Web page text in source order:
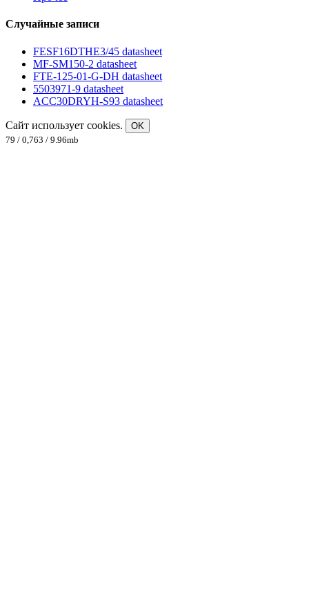
Случайные записи
FESF16DTHE3/45 datasheet
MF-SM150-2 datasheet
FTE-125-01-G-DH datasheet
5503971-9 datasheet
ACC30DRYH-S93 datasheet
Сайт использует cookies.
OK
79 / 0,763 / 9.96mb